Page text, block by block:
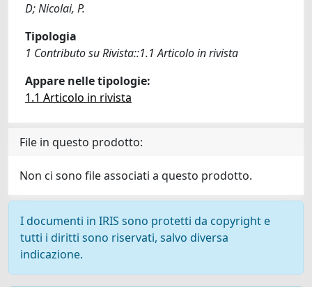
D; Nicolai, P.
Tipologia
1 Contributo su Rivista::1.1 Articolo in rivista
Appare nelle tipologie:
1.1 Articolo in rivista
File in questo prodotto:
Non ci sono file associati a questo prodotto.
I documenti in IRIS sono protetti da copyright e
tutti i diritti sono riservati, salvo diversa
indicazione.